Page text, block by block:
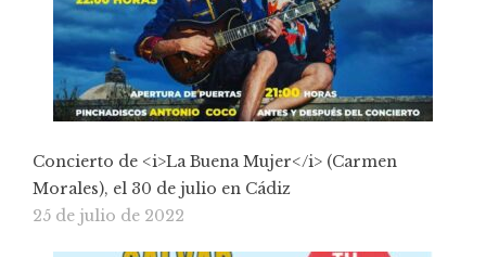
Concierto de <i>La Buena Mujer</i> (Carmen
Morales), el 30 de julio en Cádiz
25 de julio de 2022